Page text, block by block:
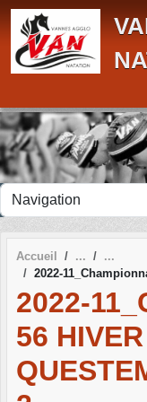
Accueil
2022-
2022-
56
Panneau de gestion